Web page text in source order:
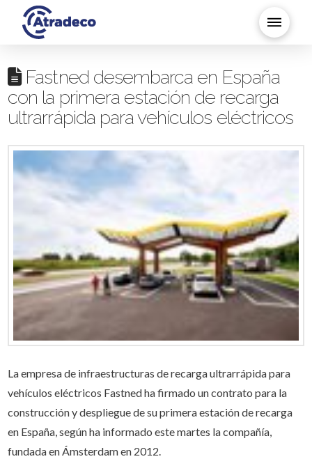
Fastned desembarca en España
con la primera estación de recarga
ultrarrápida para vehículos eléctricos
La empresa de infraestructuras de recarga ultrarrápida para
vehículos eléctricos Fastned ha firmado un contrato para la
construcción y despliegue de su primera estación de recarga
en España, según ha informado este martes la compañía,
fundada en Ámsterdam en 2012.